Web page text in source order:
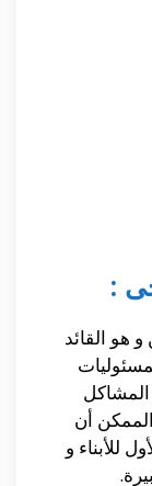
:
هو القائد
أن
للأبناء و